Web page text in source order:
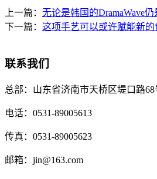
上一篇： 无论是韩国的DramaWave
下一篇： 这项手艺可以或许赋能新的
联系我们
总部： 山东省济南市天桥区堤口路68
电话： 0531-89005613
传真： 0531-89005623
邮箱： jin@163.com